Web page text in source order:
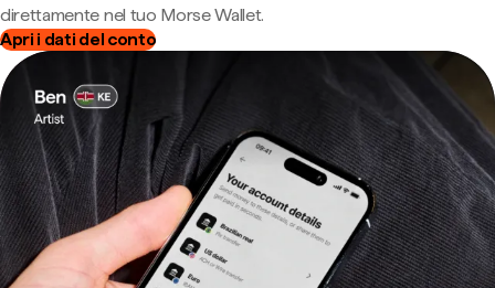
direttamente nel tuo Morse Wallet.
Apri i dati del conto